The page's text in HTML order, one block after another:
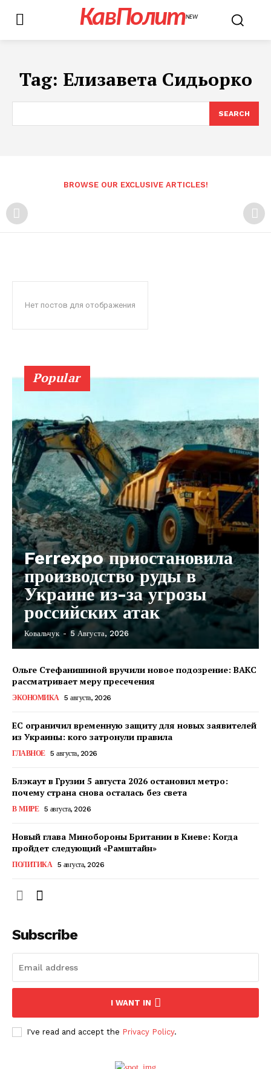
КавПолитNEW
Tag: Елизавета Сидьорко
SEARCH
BROWSE OUR EXCLUSIVE ARTICLES!
Нет постов для отображения
Popular
Ferrexpo приостановила
производство руды в
Украине из-за угрозы
российских атак
Ковальчук - 5 Августа, 2026
Ольге Стефанишиной вручили новое подозрение: ВАКС
рассматривает меру пресечения
ЭКОНОМИКА 5 августа, 2026
ЕС ограничил временную защиту для новых заявителей
из Украины: кого затронули правила
ГЛАВНОЕ 5 августа, 2026
Блэкаут в Грузии 5 августа 2026 остановил метро:
почему страна снова осталась без света
В МИРЕ 5 августа, 2026
Новый глава Минобороны Британии в Киеве: Когда
пройдет следующий «Рамштайн»
ПОЛИТИКА 5 августа, 2026
Subscribe
I WANT IN
I've read and accept the Privacy Policy.